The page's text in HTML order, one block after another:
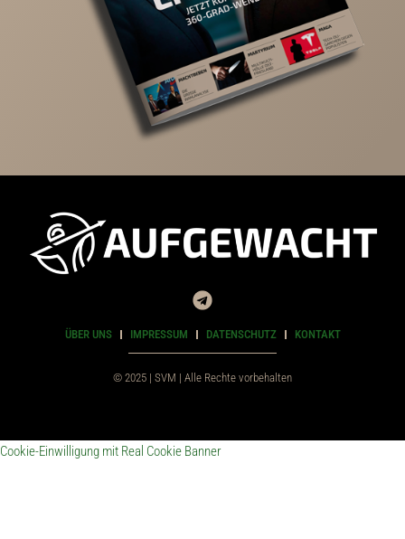
ÜBER UNS IMPRESSUM DATENSCHUTZ KONTAKT
© 2025 | SVM | Alle Rechte vorbehalten
Cookie-Einwilligung mit Real Cookie Banner